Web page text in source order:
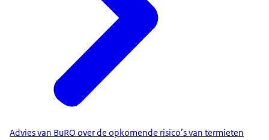
Advies van BuRO over de opkomende risico’s van termieten